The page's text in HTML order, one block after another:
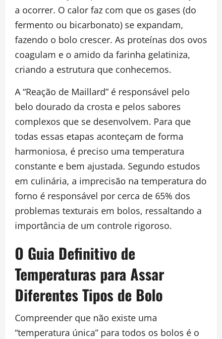
a ocorrer. O calor faz com que os gases (do
fermento ou bicarbonato) se expandam,
fazendo o bolo crescer. As proteínas dos ovos
coagulam e o amido da farinha gelatiniza,
criando a estrutura que conhecemos.
A “Reação de Maillard” é responsável pelo
belo dourado da crosta e pelos sabores
complexos que se desenvolvem. Para que
todas essas etapas aconteçam de forma
harmoniosa, é preciso uma temperatura
constante e bem ajustada. Segundo estudos
em culinária, a imprecisão na temperatura do
forno é responsável por cerca de 65% dos
problemas texturais em bolos, ressaltando a
importância de um controle rigoroso.
O Guia Definitivo de
Temperaturas para Assar
Diferentes Tipos de Bolo
Compreender que não existe uma
“temperatura única” para todos os bolos é o